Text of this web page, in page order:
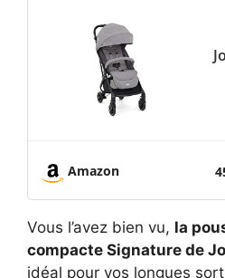
Amazon
Vous l’avez bien vu, la
compacte Signature de
idéal pour vos longues